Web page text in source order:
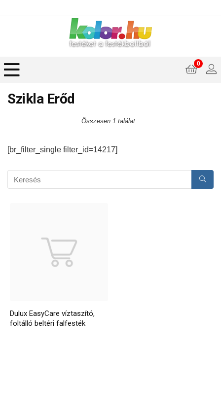
0
Szikla Erőd
Összesen 1 találat
[br_filter_single filter_id=14217]
Dulux EasyCare víztaszító,
foltálló beltéri falfesték